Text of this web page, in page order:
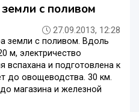
с поливом
27.09.2013, 12:28
земли с поливом. Вдоль
м, электричество
вспахана и подготовлена к
до овощеводства. 30 км.
магазина и железной